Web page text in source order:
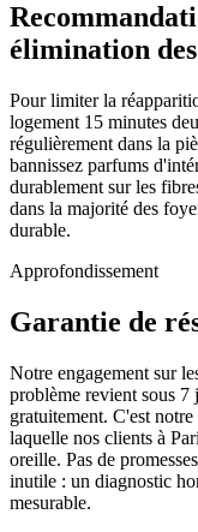
élimination
Pour limiter la
logement 15 minutes
régulièrement dans la
bannissez parfums
durablement sur les
dans la majorité des
durable.
Approfondissement
Garantie de
Notre engagement sur
problème revient sous 7
gratuitement. C'est
laquelle nos clients à
oreille. Pas de
inutile : un diagnostic
mesurable.